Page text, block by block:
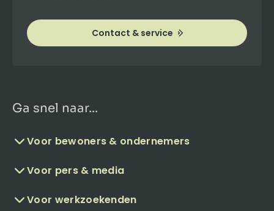
Contact & service
Ga snel naar...
Voor bewoners & ondernemers
Voor pers & media
Voor werkzoekenden